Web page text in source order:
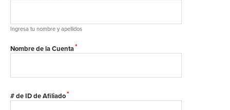
Ingresa tu nombre y apellidos
Nombre de la Cuenta*
# de ID de Afiliado*